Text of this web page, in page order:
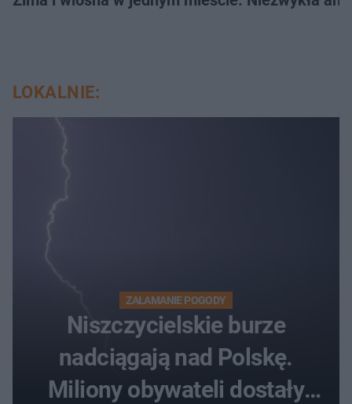
LOKALNIE:
ZAŁAMANIE POGODY
Niszczycielskie burze
nadciągają nad Polskę.
Miliony obywateli dostały